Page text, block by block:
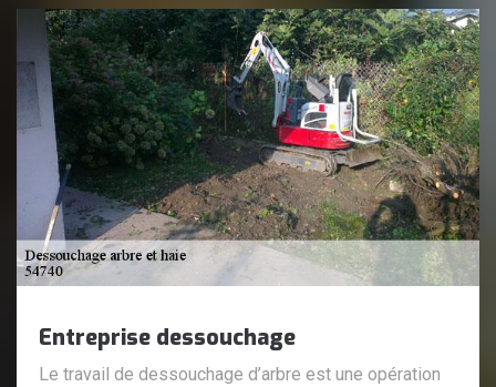
Entreprise dessouchage
Le travail de dessouchage d’arbre est une opération